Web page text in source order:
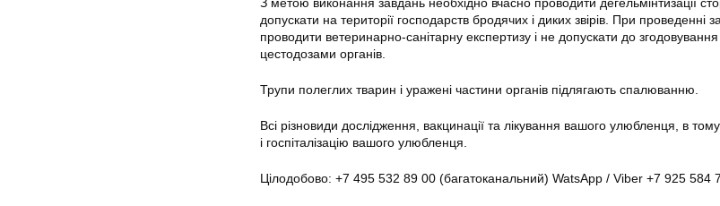
допускати на території господарств бродячих і диких звірів. При проведенні
проводити ветеринарно-санітарну експертизу і не допускати до
цестодозами органів.
Трупи полеглих тварин і уражені частини органів підлягають спалюванню.
Всі різновиди дослідження, вакцинації та лікування вашого улюбленця, в
і госпіталізацію вашого улюбленця.
Цілодобово: +7 495 532 89 00 (багатоканальний) WatsApp / Viber +7 925 584